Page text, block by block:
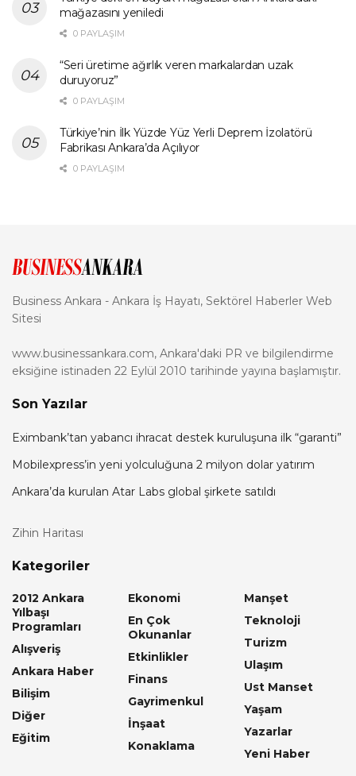
mağazasını yeniledi
0 PAYLAŞIM
“Seri üretime ağırlık veren markalardan uzak
duruyoruz”
0 PAYLAŞIM
Türkiye’nin İlk Yüzde Yüz Yerli Deprem İzolatörü
Fabrikası Ankara’da Açılıyor
0 PAYLAŞIM
Business Ankara - Ankara İş Hayatı, Sektörel Haberler Web
Sitesi
www.businessankara.com, Ankara'daki PR ve bilgilendirme
eksiğine istinaden 22 Eylül 2010 tarihinde yayına başlamıştır.
Son Yazılar
Eximbank’tan yabancı ihracat destek kuruluşuna ilk “garanti”
Mobilexpress’in yeni yolculuğuna 2 milyon dolar yatırım
Ankara’da kurulan Atar Labs global şirkete satıldı
Zihin Haritası
Kategoriler
2012 Ankara
Yılbaşı
Programları
Alışveriş
Ankara Haber
Bilişim
Diğer
Eğitim
Ekonomi
En Çok
Okunanlar
Etkinlikler
Finans
Gayrimenkul
İnşaat
Konaklama
Manşet
Teknoloji
Turizm
Ulaşım
Ust Manset
Yaşam
Yazarlar
Yeni Haber